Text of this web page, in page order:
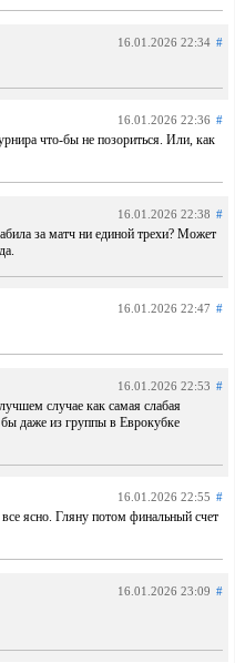
16.01.2026 22:34 #
16.01.2026 22:36 #
что-бы не позориться. Или, как
16.01.2026 22:38 #
за матч ни единой трехи? Может
16.01.2026 22:47 #
16.01.2026 22:53 #
случае как самая слабая
даже из группы в Еврокубке
16.01.2026 22:55 #
ясно. Гляну потом финальный счет
16.01.2026 23:09 #